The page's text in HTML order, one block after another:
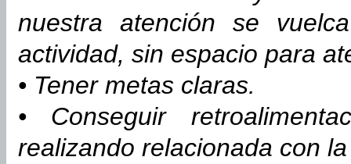
nuestra atención se
actividad, sin espacio para
• Tener metas claras.
• Conseguir
realizando relacionada con